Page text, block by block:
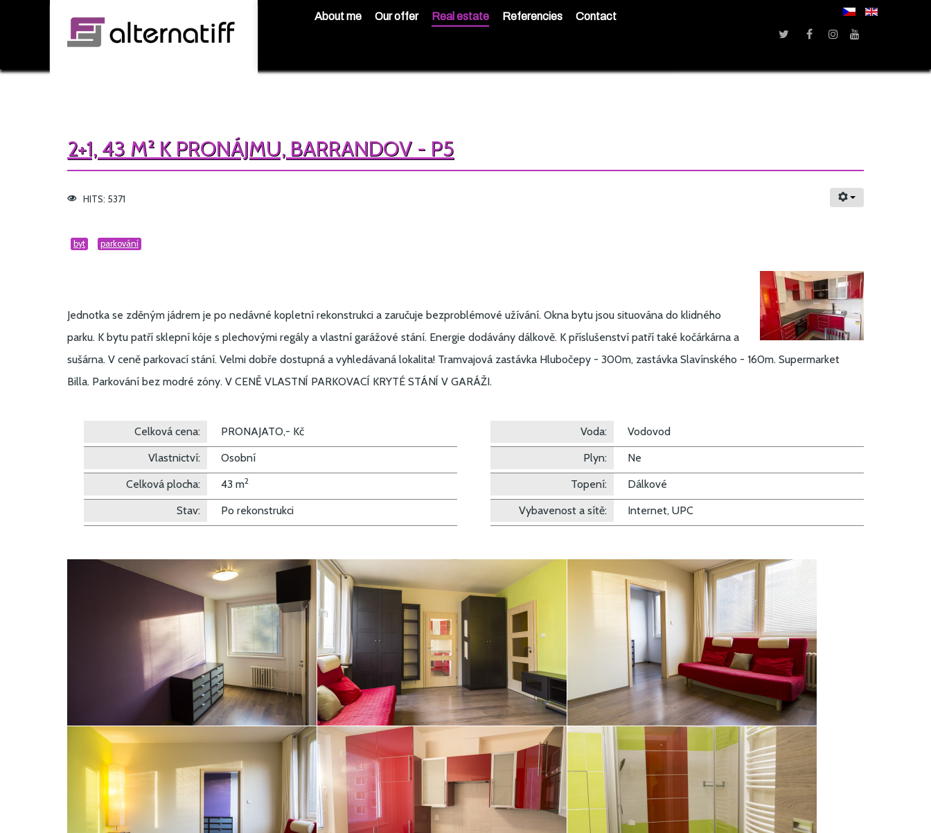
About me Our offer Real estate Referencies Contact
2+1, 43 M² K PRONÁJMU, BARRANDOV - P5
HITS: 5371
byt parkování
Jednotka se zděným jádrem je po nedávné kopletní rekonstrukci a zaručuje bezproblémové užívání. Okna bytu jsou situována do klidného
parku. K bytu patří sklepní kóje s plechovými regály a vlastní garážové stání. Energie dodávány dálkově. K příslušenství patří také kočárkárna a
sušárna. V ceně parkovací stání. Velmi dobře dostupná a vyhledávaná lokalita! Tramvajová zastávka Hlubočepy - 300m, zastávka Slavínského - 160m. Supermarket
Billa. Parkování bez modré zóny. V CENĚ VLASTNÍ PARKOVACÍ KRYTÉ STÁNÍ V GARÁŽI.
Celková cena:
PRONAJATO,- Kč
Vlastnictví:
Osobní
Celková plocha:
43 m2
Stav: Po rekonstrukci
Voda:
Vodovod
Plyn:
Ne
Topení:
Dálkové
Vybavenost a sítě:
Internet, UPC